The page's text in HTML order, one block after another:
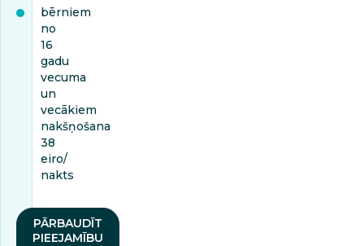
bērniem
no
16
gadu
vecuma
un
vecākiem
nakšņošana
38
eiro/
nakts
PĀRBAUDĪT
PIEEJAMĪBU